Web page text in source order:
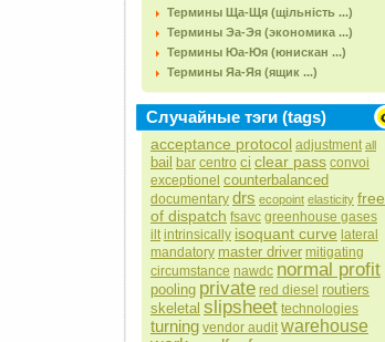
Термины Ща-Щя (щільність ...)
Термины Эа-Эя (экономика ...)
Термины Юа-Юя (юнискан ...)
Термины Яа-Яя (ящик ...)
Случайные тэги (tags)
acceptance protocol adjustment all
bail bar centro ci clear pass convoi
exceptionel counterbalanced
documentary drs ecopoint elasticity free
of dispatch fsavc greenhouse gases
ilt intrinsically isoquant curve lateral
mandatory master driver mitigating
circumstance nawdc normal profit
pooling private red diesel routiers
skeletal slipsheet technologies
turning vendor audit warehouse